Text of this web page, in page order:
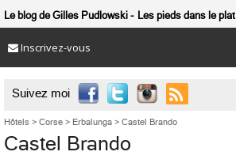
Le blog de Gilles Pudlowski Les pieds dans le plat
Inscrivez-vous
Suivez moi 
Hôtels > Corse > Erbalunga > Castel Brando
Castel Brando